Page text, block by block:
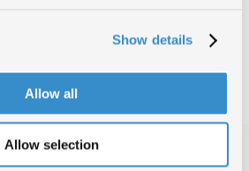
Show details
Allow all
Allow selection